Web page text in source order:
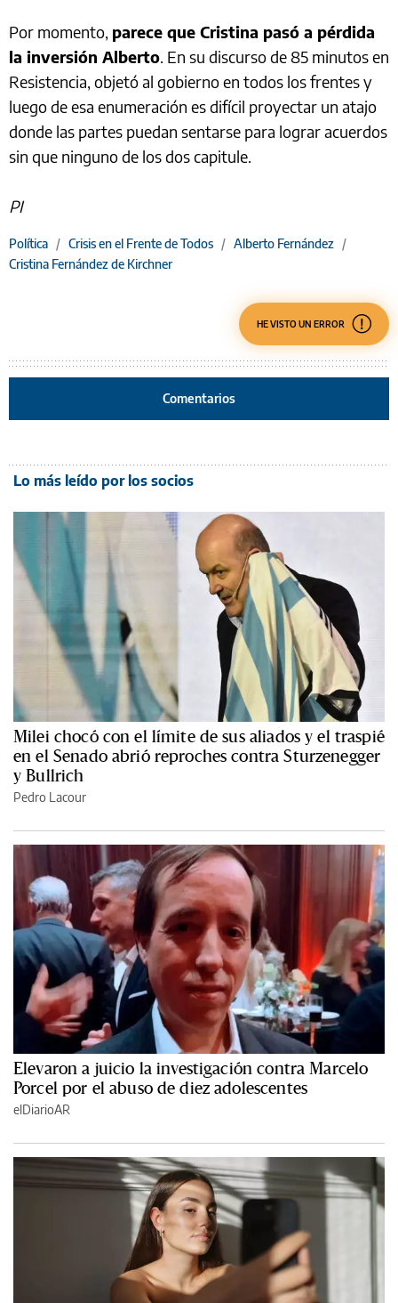
Por momento, parece que Cristina pasó a pérdida
la inversión Alberto. En su discurso de 85 minutos en
Resistencia, objetó al gobierno en todos los frentes y
luego de esa enumeración es difícil proyectar un atajo
donde las partes puedan sentarse para lograr acuerdos
sin que ninguno de los dos capitule.
PI
Política / Crisis en el Frente de Todos / Alberto Fernández /
Cristina Fernández de Kirchner
HE VISTO UN ERROR
Comentarios
Lo más leído por los socios
Milei chocó con el límite de sus aliados y el traspié
en el Senado abrió reproches contra Sturzenegger
y Bullrich
Pedro Lacour
Elevaron a juicio la investigación contra Marcelo
Porcel por el abuso de diez adolescentes
elDiarioAR